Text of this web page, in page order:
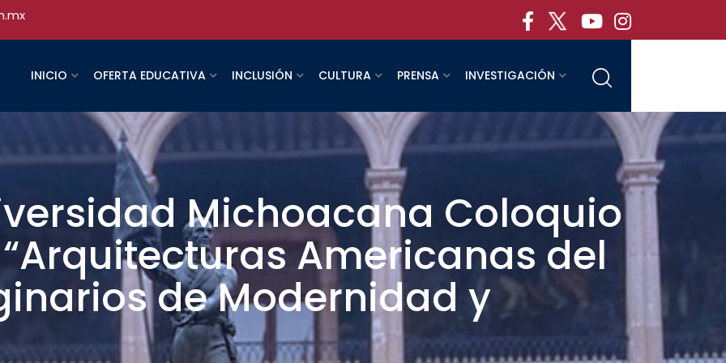
INICIO OFERTA EDUCATIVA INCLUSIÓN CULTURA PRENSA INVESTIGACIÓN
Michoacana Coloquio
Americanas del
de Modernidad y